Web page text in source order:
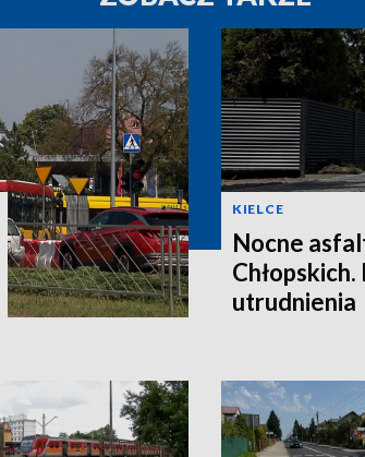
KIELCE
Nocne
utrudnienia